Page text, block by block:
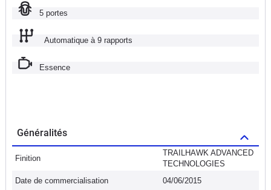
5 portes
Automatique à 9 rapports
Essence
Généralités
Finition
TRAILHAWK ADVANCED
TECHNOLOGIES
Date de commercialisation
04/06/2015